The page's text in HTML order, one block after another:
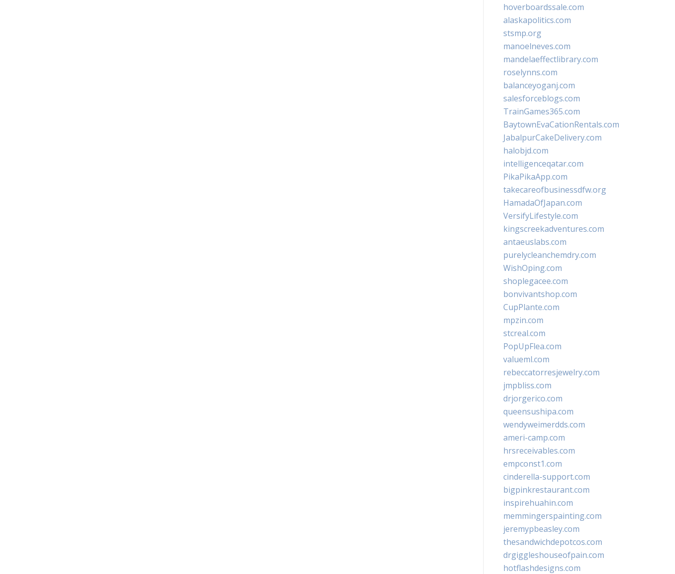
hoverboardssale.com
alaskapolitics.com
stsmp.org
manoelneves.com
mandelaeffectlibrary.com
roselynns.com
balanceyoganj.com
salesforceblogs.com
TrainGames365.com
BaytownEvaCationRentals.com
JabalpurCakeDelivery.com
halobjd.com
intelligenceqatar.com
PikaPikaApp.com
takecareofbusinessdfw.org
HamadaOfJapan.com
VersifyLifestyle.com
kingscreekadventures.com
antaeuslabs.com
purelycleanchemdry.com
WishOping.com
shoplegacee.com
bonvivantshop.com
CupPlante.com
mpzin.com
stcreal.com
PopUpFlea.com
valueml.com
rebeccatorresjewelry.com
jmpbliss.com
drjorgerico.com
queensushipa.com
wendyweimerdds.com
ameri-camp.com
hrsreceivables.com
empconst1.com
cinderella-support.com
bigpinkrestaurant.com
inspirehuahin.com
memmingerspainting.com
jeremypbeasley.com
thesandwichdepotcos.com
drgiggleshouseofpain.com
hotflashdesigns.com